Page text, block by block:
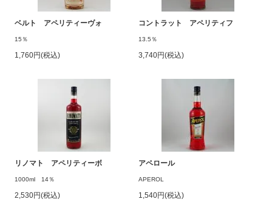
ベルト アペリティーヴォ
15％
1,760円(税込)
コントラット アペリティフ
13.5％
3,740円(税込)
リノマト アペリティーボ
1000ml 14％
2,530円(税込)
アペロール
APEROL
1,540円(税込)